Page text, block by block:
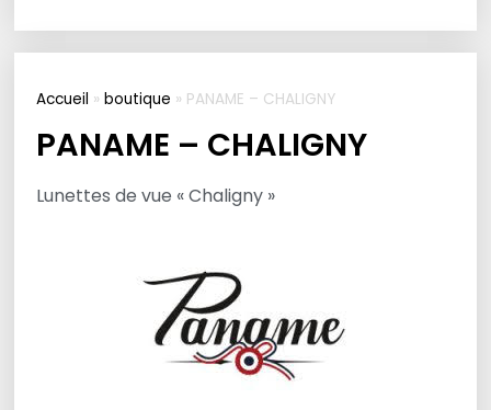
Accueil »boutique » PANAME – CHALIGNY
PANAME – CHALIGNY
Lunettes de vue « Chaligny »